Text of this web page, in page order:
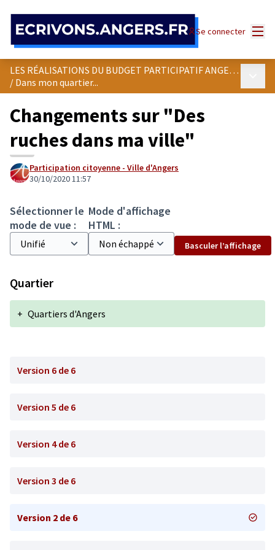
Se connecter
LES RÉALISATIONS DU BUDGET PARTICIPATIF ANGEVIN
/ Dans mon quartier...
Changements sur "Des
ruches dans ma ville"
Participation citoyenne - Ville d'Angers
30/10/2020 11:57
Sélectionner le
mode de vue :
Mode d'affichage
HTML :
Basculer l’affichage
Quartier
+ Quartiers d'Angers
Version 6 de 6
Version 5 de 6
Version 4 de 6
Version 3 de 6
Version 2 de 6